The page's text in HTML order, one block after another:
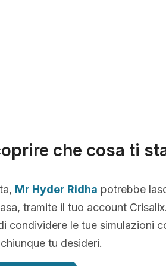
che cosa ti
Mr Hyder Ridha potrebbe
tramite il tuo account
condividere le tue simulazioni
tu desideri.